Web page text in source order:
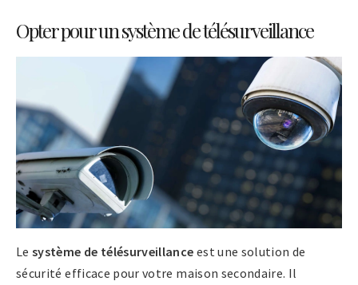
Opter pour un système de télésurveillance
Lesystème de télésurveillance est une solution de
sécurité efficace pour votre maison secondaire. Il